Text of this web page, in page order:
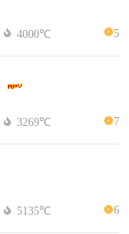
4000℃ 5
3269℃ 7
5135℃ 6